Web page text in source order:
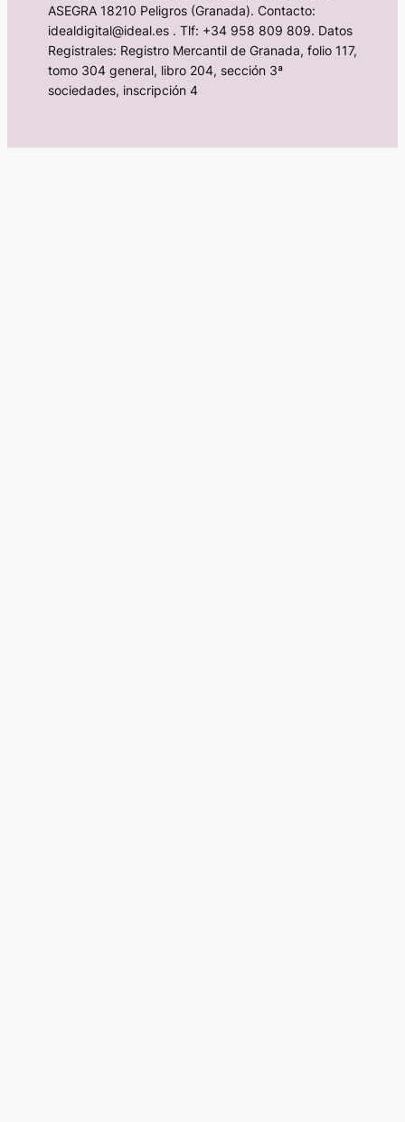
ASEGRA 18210 Peligros (Granada). Contacto:
idealdigital@ideal.es . Tlf: +34 958 809 809. Datos
Registrales: Registro Mercantil de Granada, folio 117,
tomo 304 general, libro 204, sección 3ª
sociedades, inscripción 4